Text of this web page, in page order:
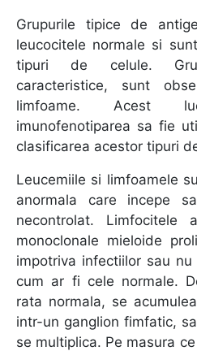
Grupurile tipice de
leucocitele normale si
tipuri de celule.
caracteristice, sunt
limfoame. Acest
imunofenotiparea sa fie
clasificarea acestor tipuri
Leucemiile si limfoamele
anormala care incepe
necontrolat. Limfocitele
monoclonale mieloide
impotriva infectiilor sau
cum ar fi cele normale.
rata normala, se
intr-un ganglion fimfatic,
se multiplica. Pe masura